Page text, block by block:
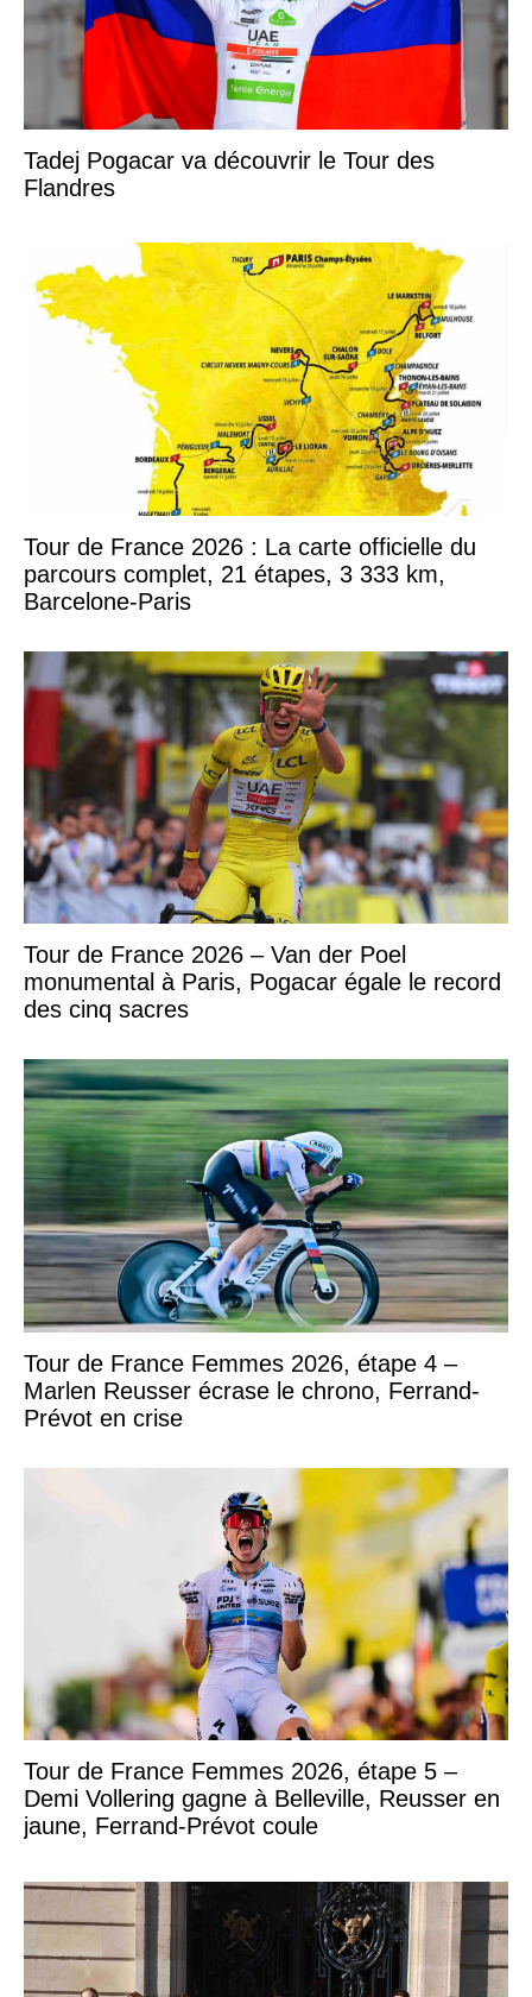
Tadej Pogacar va découvrir le Tour des
Flandres
Tour de France 2026 : La carte officielle du
parcours complet, 21 étapes, 3 333 km,
Barcelone-Paris
Tour de France 2026 – Van der Poel
monumental à Paris, Pogacar égale le record
des cinq sacres
Tour de France Femmes 2026, étape 4 –
Marlen Reusser écrase le chrono, Ferrand-
Prévot en crise
Tour de France Femmes 2026, étape 5 –
Demi Vollering gagne à Belleville, Reusser en
jaune, Ferrand-Prévot coule